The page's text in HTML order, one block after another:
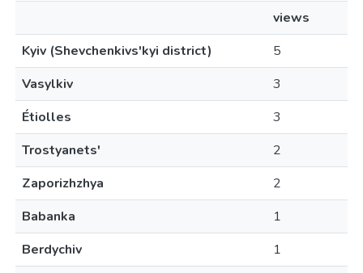
views
Kyiv (Shevchenkivs'kyi district)
5
Vasylkiv
3
Étiolles
3
Trostyanets'
2
Zaporizhzhya
2
Babanka
1
Berdychiv
1